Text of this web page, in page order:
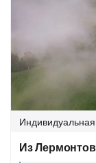
Индивидуальная
Из